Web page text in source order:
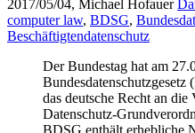
2017/05/04, Michael Hofauer
computer law, BDSG,
Beschäftigtendatenschutz
Der Bundestag hat am
das deutsche Recht an
Datenschutz-